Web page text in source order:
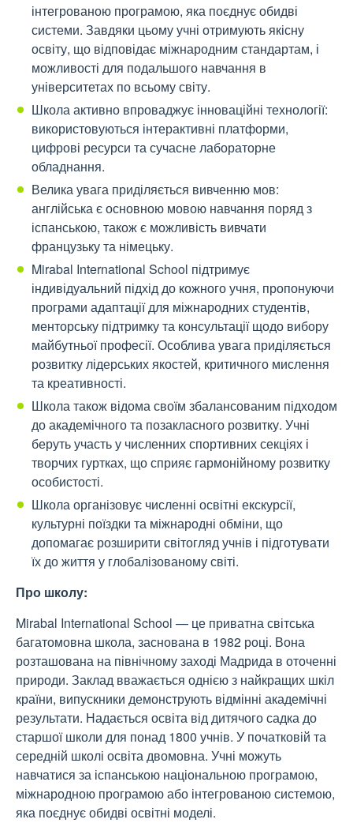
інтегрованою програмою, яка поєднує обидві
системи. Завдяки цьому учні отримують якісну
освіту, що відповідає міжнародним стандартам, і
можливості для подальшого навчання в
університетах по всьому світу.
Школа активно впроваджує інноваційні технології:
використовуються інтерактивні платформи,
цифрові ресурси та сучасне лабораторне
обладнання.
Велика увага приділяється вивченню мов:
англійська є основною мовою навчання поряд з
іспанською, також є можливість вивчати
французьку та німецьку.
Mirabal International School підтримує
індивідуальний підхід до кожного учня, пропонуючи
програми адаптації для міжнародних студентів,
менторську підтримку та консультації щодо вибору
майбутньої професії. Особлива увага приділяється
розвитку лідерських якостей, критичного мислення
та креативності.
Школа також відома своїм збалансованим підходом
до академічного та позакласного розвитку. Учні
беруть участь у численних спортивних секціях і
творчих гуртках, що сприяє гармонійному розвитку
особистості.
Школа організовує численні освітні екскурсії,
культурні поїздки та міжнародні обміни, що
допомагає розширити світогляд учнів і підготувати
їх до життя у глобалізованому світі.
Про школу:
Mirabal International School — це приватна світська
багатомовна школа, заснована в 1982 році. Вона
розташована на північному заході Мадрида в оточенні
природи. Заклад вважається однією з найкращих шкіл
країни, випускники демонструють відмінні академічні
результати. Надається освіта від дитячого садка до
старшої школи для понад 1800 учнів. У початковій та
середній школі освіта двомовна. Учні можуть
навчатися за іспанською національною програмою,
міжнародною програмою або інтегрованою системою,
яка поєднує обидві освітні моделі.